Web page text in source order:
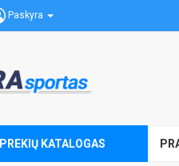
Paskyra
PREKIŲ KATALOGAS